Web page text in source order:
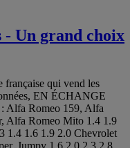
- Un grand choix
qui vend les
EN ÉCHANGE
Romeo 159, Alfa
Alfa Romeo Mito 1.4 1.9
1.4 1.6 1.9 2.0 Chevrolet